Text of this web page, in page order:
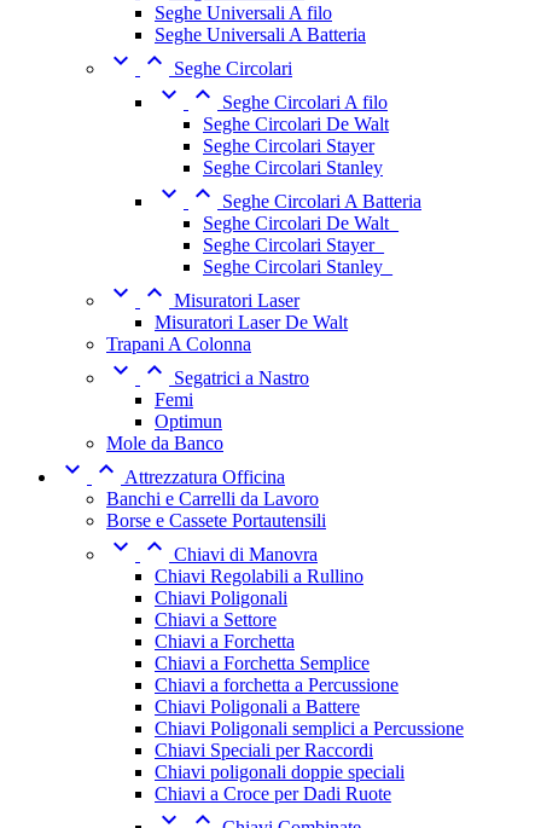
Seghe Universali A filo
Seghe Universali A Batteria
  Seghe Circolari
 
Seghe Circolari A filo
Seghe Circolari De Walt
Seghe Circolari Stayer
Seghe Circolari Stanley
 
Seghe Circolari A Batteria
Seghe Circolari De Walt_
Seghe Circolari Stayer_
Seghe Circolari Stanley_
  Misuratori Laser
Misuratori Laser De Walt
Trapani A Colonna
 
Segatrici a Nastro
Femi
Optimun
Mole da Banco
  Attrezzatura Officina
Banchi e Carrelli da Lavoro
Borse e Cassete Portautensili
  Chiavi di Manovra
Chiavi Regolabili a Rullino
Chiavi Poligonali
Chiavi a Settore
Chiavi a Forchetta
Chiavi a Forchetta Semplice
Chiavi a forchetta a Percussione
Chiavi Poligonali a Battere
Chiavi Poligonali semplici a Percussione
Chiavi Speciali per Raccordi
Chiavi poligonali doppie speciali
Chiavi a Croce per Dadi Ruote
 